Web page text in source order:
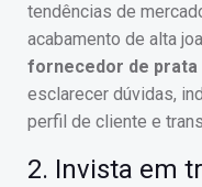
tendências de
acabamento de alta
fornecedor de prata
esclarecer dúvidas,
perfil de cliente e
2. Invista em